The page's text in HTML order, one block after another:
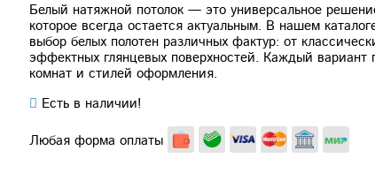
Белый натяжной потолок — это универсальное
которое всегда остается актуальным. В нашем
выбор белых полотен различных фактур: от
эффектных глянцевых поверхностей. Каждый вариант
комнат и стилей оформления.
Есть в наличии!
Любая форма оплаты